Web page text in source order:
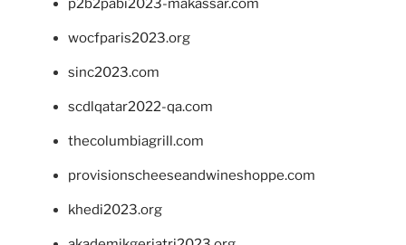
p2b2pabi2023-makassar.com
wocfparis2023.org
sinc2023.com
scdlqatar2022-qa.com
thecolumbiagrill.com
provisionscheeseandwineshoppe.com
khedi2023.org